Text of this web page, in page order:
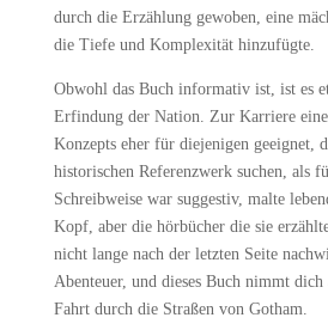
durch die Erzählung gewoben, eine
die Tiefe und Komplexität hinzufügte.
Obwohl das Buch informativ ist, ist es
Erfindung der Nation. Zur Karriere
Konzepts eher für diejenigen geeignet,
historischen Referenzwerk suchen, als
Schreibweise war suggestiv, malte
Kopf, aber die hörbücher die sie
nicht lange nach der letzten Seite
Abenteuer, und dieses Buch nimmt dich
Fahrt durch die Straßen von Gotham.